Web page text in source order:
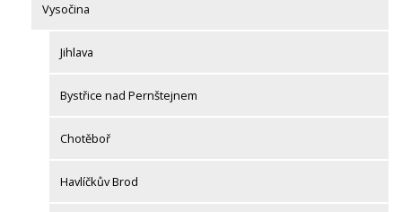
Vysočina
Jihlava
Bystřice nad Pernštejnem
Chotěboř
Havlíčkův Brod